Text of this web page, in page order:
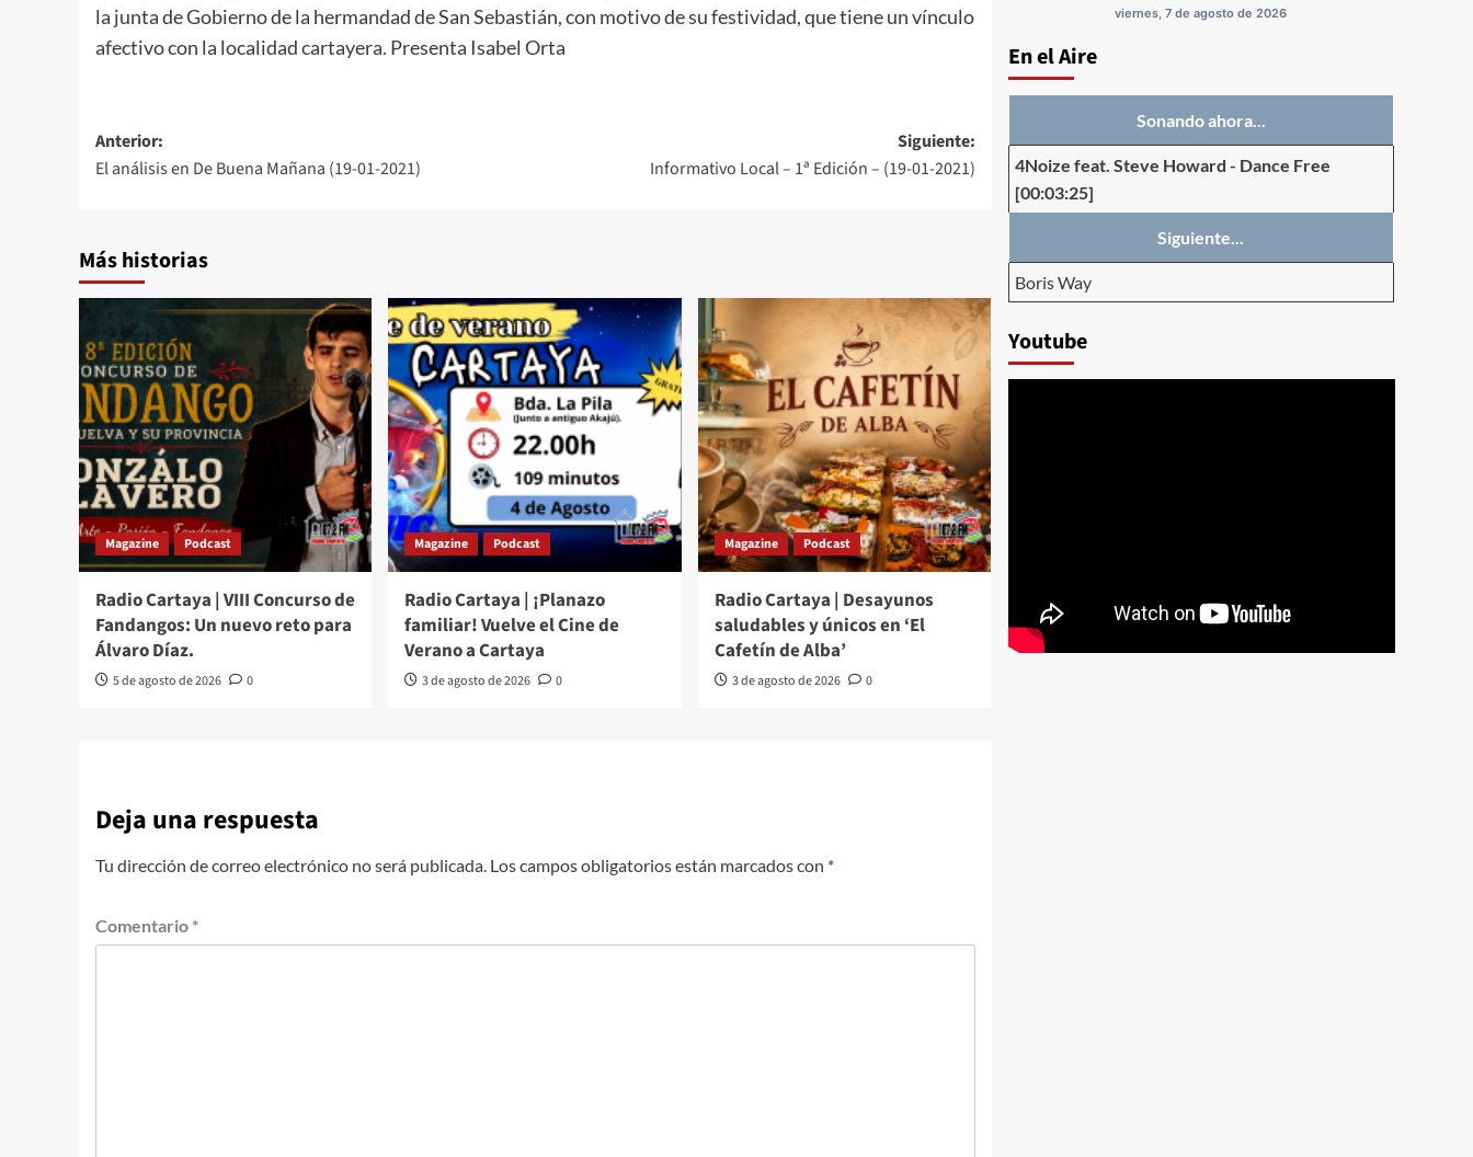
la junta de Gobierno de la hermandad de San Sebastián, con motivo de su festividad, que tiene un vínculo
afectivo con la localidad cartayera. Presenta Isabel Orta
Anterior:
El análisis en De Buena Mañana (19-01-2021)
Siguiente:
Informativo Local – 1ª Edición – (19-01-2021)
Más historias
Magazine Podcast
Radio Cartaya | VIII Concurso de
Fandangos: Un nuevo reto para
Álvaro Díaz.
5 de agosto de 2026 0
Magazine Podcast
Radio Cartaya | ¡Planazo
familiar! Vuelve el Cine de
Verano a Cartaya
3 de agosto de 2026 0
Magazine Podcast
Radio Cartaya | Desayunos
saludables y únicos en ‘El
Cafetín de Alba’
3 de agosto de 2026 0
Deja una respuesta
Tu dirección de correo electrónico no será publicada. Los campos obligatorios están marcados con *
Comentario *
viernes, 7 de agosto de 2026
En el Aire
Sonando ahora...
4Noize feat. Steve Howard - Dance Free
[00:03:25]
Siguiente...
Boris Way
Youtube